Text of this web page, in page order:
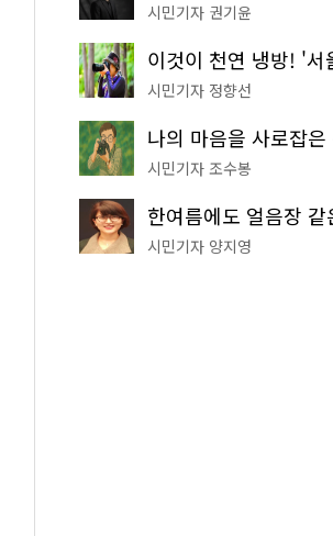
시민기자 권기윤
시민기자 정향선
시민기자 조수봉
시민기자 양지영